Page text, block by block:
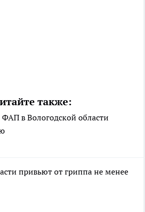
также:
в Вологодской области
привьют от гриппа не менее